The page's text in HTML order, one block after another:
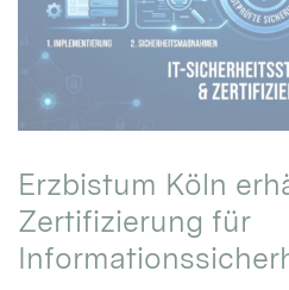
Erzbistum Köln
Zertifizierung für